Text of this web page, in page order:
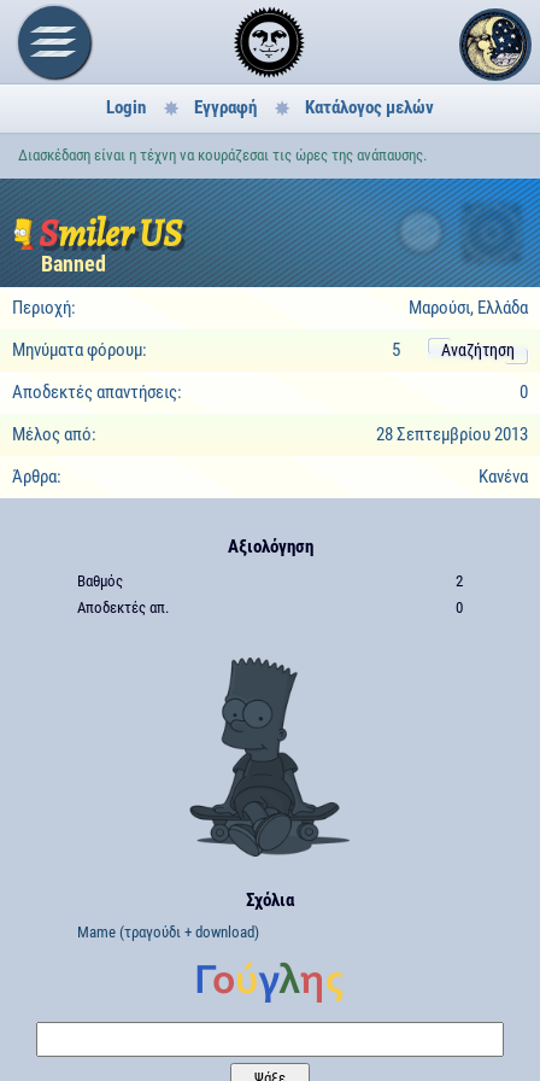
Login Εγγραφή Κατάλογος μελών
Διασκέδαση είναι η τέχνη να κουράζεσαι τις ώρες της ανάπαυσης.
Smiler US
Banned
2
Περιοχή:
Μαρούσι, Ελλάδα
Μηνύματα φόρουμ:
5 Αναζήτηση
Αποδεκτές απαντήσεις:
0
Μέλος από:
28 Σεπτεμβρίου 2013
Άρθρα:
Κανένα
Αξιολόγηση
Βαθμός
2
Αποδεκτές απ.
0
Σχόλια
Mame (τραγούδι + download)